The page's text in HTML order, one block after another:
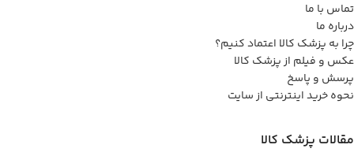
تماس با ما
درباره ما
چرا به پزشک کالا اعتماد کنیم؟
عکس و فیلم از پزشک کالا
پرسش و پاسخ
نحوه خرید اینترنتی از سایت
مقالات پزشک کالا